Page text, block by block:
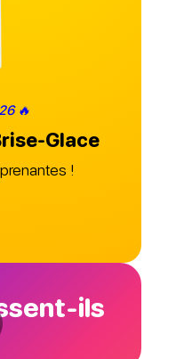
🔥
Glace
!
ils